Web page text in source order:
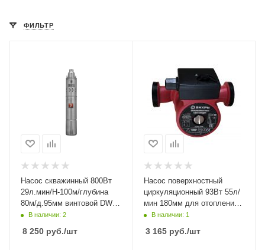
ФИЛЬТР
Насос скважинный 800Вт
29л.мин/Н-100м/глубина
80м/д.95мм винтовой DWS-
4-100 Denzel(28)
В наличии: 2
8 250 руб./шт
Насос поверхностный
циркуляционный 93Вт 55л/
мин 180мм для отопления
BRS25/6G Belamos(34)
В наличии: 1
3 165руб./шт